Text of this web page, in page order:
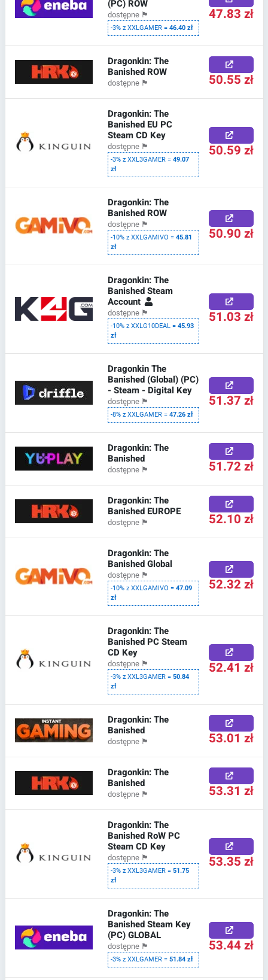
(PC) ROW
dostępne 🏴
-3% z XXLGAMER =46.40 zł
47.83 zł
Dragonkin: The
Banished ROW
dostępne 🏴 50.55 zł
Dragonkin: The
Banished EU PC
Steam CD Key
dostępne 🏴
-3% z XXL3GAMER =49.07
zł
50.59 zł
Dragonkin: The
Banished ROW
dostępne 🏴
-10% z XXLGAMIVO =45.81
zł
50.90 zł
Dragonkin: The
Banished Steam
Account
dostępne 🏴
-10% z XXLG10DEAL =45.93
zł
51.03 zł
Dragonkin The
Banished (Global) (PC)
- Steam - Digital Key
dostępne 🏴
-8% z XXLGAMER =47.26 zł
51.37 zł
Dragonkin: The
Banished
dostępne 🏴 51.72 zł
Dragonkin: The
Banished EUROPE
dostępne 🏴 52.10 zł
Dragonkin: The
Banished Global
dostępne 🏴
-10% z XXLGAMIVO =47.09
zł
52.32 zł
Dragonkin: The
Banished PC Steam
CD Key
dostępne 🏴
-3% z XXL3GAMER =50.84
zł
52.41 zł
Dragonkin: The
Banished
dostępne 🏴 53.01 zł
Dragonkin: The
Banished
dostępne 🏴 53.31 zł
Dragonkin: The
Banished RoW PC
Steam CD Key
dostępne 🏴
-3% z XXL3GAMER =51.75
zł
53.35 zł
Dragonkin: The
Banished Steam Key
(PC) GLOBAL
dostępne 🏴
-3% z XXLGAMER =51.84 zł
53.44 zł